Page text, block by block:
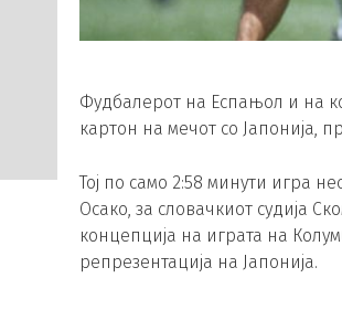
Фудбалерот на Еспањол и на
картон на мечот со Јапонија,
Тој по само 2:58 минути игра
Осако, за словачкиот судија
концепција на играта на
репрезентација на Јапонија.